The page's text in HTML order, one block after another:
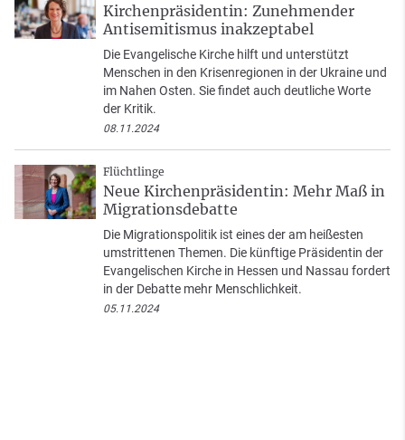
Kirchenpräsidentin: Zunehmender
Antisemitismus inakzeptabel
Die Evangelische Kirche hilft und unterstützt
Menschen in den Krisenregionen in der Ukraine und
im Nahen Osten. Sie findet auch deutliche Worte
der Kritik.
08.11.2024
Flüchtlinge
Neue Kirchenpräsidentin: Mehr Maß in
Migrationsdebatte
Die Migrationspolitik ist eines der am heißesten
umstrittenen Themen. Die künftige Präsidentin der
Evangelischen Kirche in Hessen und Nassau fordert
in der Debatte mehr Menschlichkeit.
05.11.2024